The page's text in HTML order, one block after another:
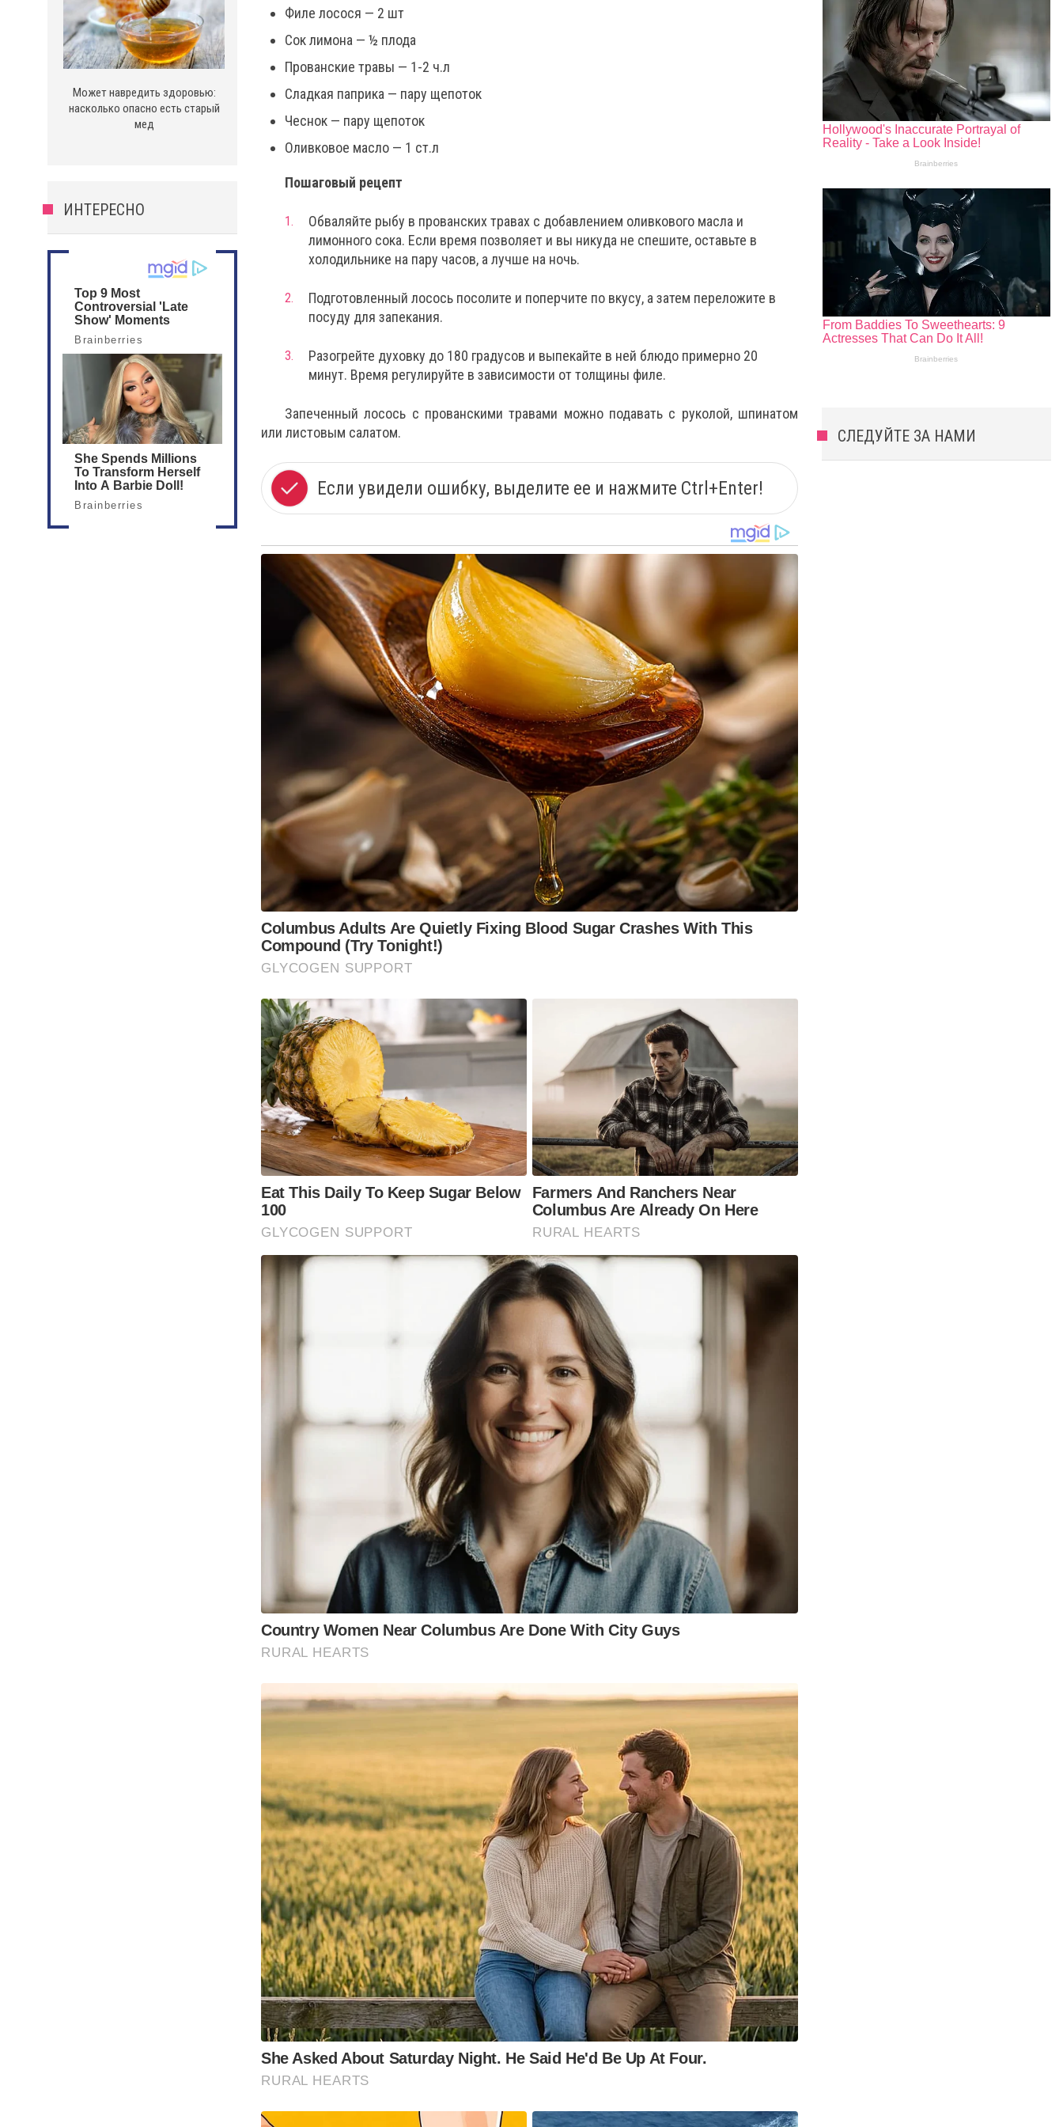
Может навредить здоровью:
насколько опасно есть старый
мед
ИНТЕРЕСНО
Филе лосося — 2 шт
Сок лимона — ½ плода
Прованские травы — 1-2 ч.л
Сладкая паприка — пару щепоток
Чеснок — пару щепоток
Оливковое масло — 1 ст.л
Пошаговый рецепт
Обваляйте рыбу в прованских травах с добавлением оливкового масла и
лимонного сока. Если время позволяет и вы никуда не спешите, оставьте в
холодильнике на пару часов, а лучше на ночь.
Подготовленный лосось посолите и поперчите по вкусу, а затем переложите в
посуду для запекания.
Разогрейте духовку до 180 градусов и выпекайте в ней блюдо примерно 20
минут. Время регулируйте в зависимости от толщины филе.
Запеченный лосось с прованскими травами можно подавать с руколой, шпинатом
или листовым салатом.
Если увидели ошибку, выделите ее и нажмите Ctrl+Enter!
Columbus Adults Are Quietly Fixing Blood Sugar Crashes With This
Compound (Try Tonight!)
GLYCOGEN SUPPORT
Eat This Daily To Keep Sugar Below
100
GLYCOGEN SUPPORT
Farmers And Ranchers Near
Columbus Are Already On Here
RURAL HEARTS
Country Women Near Columbus Are Done With City Guys
RURAL HEARTS
She Asked About Saturday Night. He Said He'd Be Up At Four.
RURAL HEARTS
СЛЕДУЙТЕ ЗА НАМИ